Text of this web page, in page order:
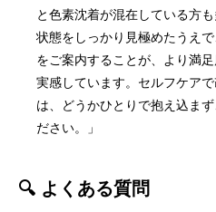
と色素沈着が混在している方
状態をしっかり見極めたうえ
をご案内することが、より満
実感しています。セルフケア
は、どうかひとりで抱え込ま
ださい。」
🔍 よくある質問